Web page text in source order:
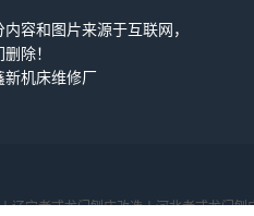
容和图片来源于互联网，
除！
新机床维修厂
辽宁老式龙门刨床改造丨河北老式龙门刨